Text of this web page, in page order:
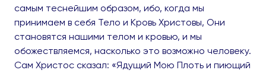
самым теснейшим образом, ибо, когда мы
принимаем в себя Тело и Кровь Христовы, Они
становятся нашими телом и кровью, и мы
обожествляемся, насколько это возможно человеку.
Сам Христос сказал: «Ядущий Мою Плоть и пиющий